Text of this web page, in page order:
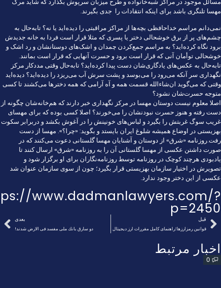
مهسا تلنگری باشد برای اینکه انتقادات را جدی بگیرند.
نمی‌دانم مراسم خداحافظی بچه‌ها از مراکز مراقبتی را دیده‌اید یا نه؟‌ تا‌به‌حال به
چشم‌های پر از برق خوشحالی دختر یا پسری که مثلا قرار است فردا به خانه جدیدش
برود نگاه کرده‌اید؟ به مراسم جمع‌کردن چمدان و اشک‌های دوستانشان و رد اشک و
خوشحالی توأمان آنی که قرار است برود و حسرت آنهایی که قرار است بمانند.
تا‌به‌حال به عکس‌های یادگاری‌شان دست پیدا کرده‌اید؟ تا‌به‌حال وقتی مددکار مرکز
نگهداری سر آنکه می‌رود را می‌بوسد و پشت سرش آب می‌ریزد را دیده‌اید؟‌ دیده‌اید
وقتی که می‌گوید ان‌شاءالله قسمت همه و آه آرامی که همه دخترها می‌کشند تا کسی
متوجه حسرت‌شان نشود؟
اصلا معلوم نیست دوستان مهسا در مرکز نگهداری خبر دارند که هم‌خانه‌شان چگونه از
دست رفته و هنوز حسرت نبودنشان را می‌خورند؟ اصلا کسی بوده که برای مهسای
غریب سوگ غربتش را بگیرد و لباس‌های خونینش را در آغوش بکشد و دربرابر سکوت
بهزیستی در اوضاع همیشه شلوغ ایران بایستد و بگوید: «چرا؟». مهسا از دست
رفت.روزنامه «شرق» از دوستان و آشنایان مهسا گلستانی دعوت می‌کنند که در
صورت داشتن عکسی از مهسا گلستانی آن را به روزنامه «شرق» ارسال کنند تا
یادبودی هرچند کوچک در روزنامه توسط روزنامه‌نگاران برای او برگزار شود و
تصویرش در اختیار سازمان بهزیستی قرار بگیرد؛ چون از سوی سازمان عنوان شد
عکسی از این دختر وجود ندارد.
www.dadmanlawyers.com/?
p=2450
قبل
قوانین رمزارزها؛راهنمای کامل مقررات ارز دیجیتال
بعدی
دو سارق بانك ملی مفسد فی الارض شدند!
اخبار مرتبط
0